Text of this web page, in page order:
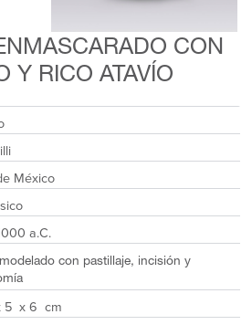
CON
Y RICO ATAVÍO
México
a.C.
con pastillaje, incisión y
5 x 6 cm